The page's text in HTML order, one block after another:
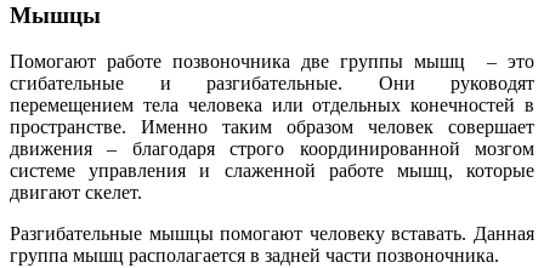
Мышцы
Помогают работе позвоночника две группы мышц – это
сгибательные и разгибательные. Они руководят
перемещением тела человека или отдельных конечностей в
пространстве. Именно таким образом человек совершает
движения – благодаря строго координированной мозгом
системе управления и слаженной работе мышц, которые
двигают скелет.
Разгибательные мышцы помогают человеку вставать. Данная
группа мышц располагается в задней части позвоночника.